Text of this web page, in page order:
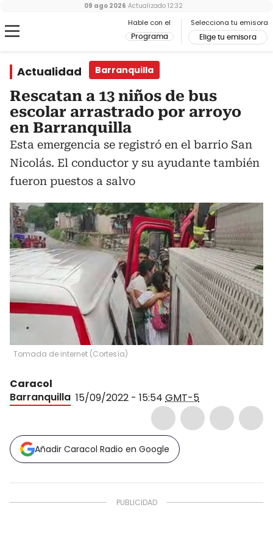
Hable con el
Programa
Selecciona tu emisora
Elige tu emisora
09 ago 2026 Actualizado 12:32
Actualidad Barranquilla
Rescatan a 13 niños de bus
escolar arrastrado por arroyo
en Barranquilla
Esta emergencia se registró en el barrio San
Nicolás. El conductor y su ayudante también
fueron puestos a salvo
Tomada de internet (Cortesía)
Caracol
Barranquilla 15/09/2022 - 15:54 GMT-5
Añadir Caracol Radio en Google